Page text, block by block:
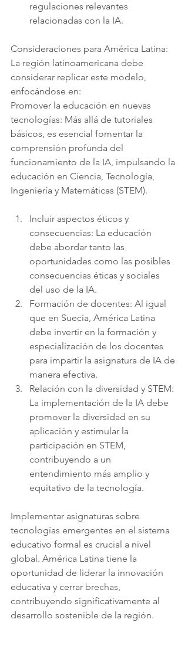
regulaciones relevantes
relacionadas con la IA.
Consideraciones para América Latina:
La región latinoamericana debe
considerar replicar este modelo,
enfocándose en:
Promover la educación en nuevas
tecnologías: Más allá de tutoriales
básicos, es esencial fomentar la
comprensión profunda del
funcionamiento de la IA, impulsando la
educación en Ciencia, Tecnología,
Ingeniería y Matemáticas (STEM).
Incluir aspectos éticos y
consecuencias: La educación
debe abordar tanto las
oportunidades como las posibles
consecuencias éticas y sociales
del uso de la IA.
Formación de docentes: Al igual
que en Suecia, América Latina
debe invertir en la formación y
especialización de los docentes
para impartir la asignatura de IA de
manera efectiva.
Relación con la diversidad y STEM:
La implementación de la IA debe
promover la diversidad en su
aplicación y estimular la
participación en STEM,
contribuyendo a un
entendimiento más amplio y
equitativo de la tecnología.
Implementar asignaturas sobre
tecnologías emergentes en el sistema
educativo formal es crucial a nivel
global. América Latina tiene la
oportunidad de liderar la innovación
educativa y cerrar brechas,
contribuyendo significativamente al
desarrollo sostenible de la región.